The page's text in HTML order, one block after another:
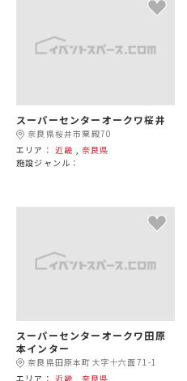
スーパーセンターオークワ桜井
奈良県桜井市粟殿70
エリア： 近畿
奈良県
施設ジャンル：
スーパーセンターオークワ田原
本インター
奈良県田原本町大字十六面71-1
エリア： 近畿
奈良県